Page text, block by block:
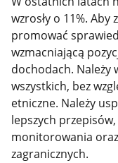
wzrosły o 11%.
promować
wzmacniającą
dochodach. Należy
wszystkich, bez
etniczne. Należy
lepszych
monitorowania
zagranicznych.